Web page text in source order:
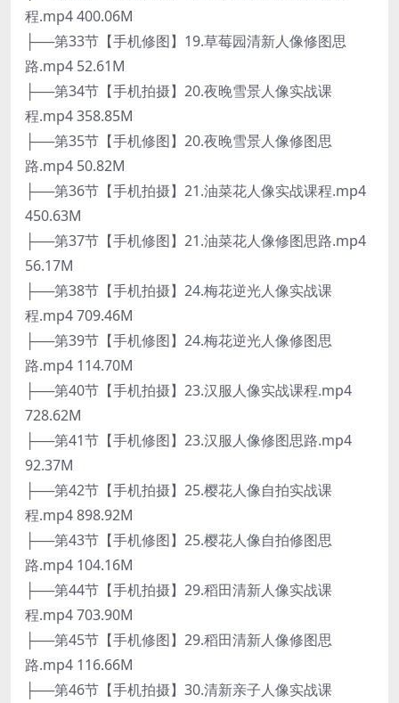
程.mp4 400.06M
├──第33节【手机修图】19.草莓园清新人像修图思
路.mp4 52.61M
├──第34节【手机拍摄】20.夜晚雪景人像实战课
程.mp4 358.85M
├──第35节【手机修图】20.夜晚雪景人像修图思
路.mp4 50.82M
├──第36节【手机拍摄】21.油菜花人像实战课程.mp4
450.63M
├──第37节【手机修图】21.油菜花人像修图思路.mp4
56.17M
├──第38节【手机拍摄】24.梅花逆光人像实战课
程.mp4 709.46M
├──第39节【手机修图】24.梅花逆光人像修图思
路.mp4 114.70M
├──第40节【手机拍摄】23.汉服人像实战课程.mp4
728.62M
├──第41节【手机修图】23.汉服人像修图思路.mp4
92.37M
├──第42节【手机拍摄】25.樱花人像自拍实战课
程.mp4 898.92M
├──第43节【手机修图】25.樱花人像自拍修图思
路.mp4 104.16M
├──第44节【手机拍摄】29.稻田清新人像实战课
程.mp4 703.90M
├──第45节【手机修图】29.稻田清新人像修图思
路.mp4 116.66M
├──第46节【手机拍摄】30.清新亲子人像实战课